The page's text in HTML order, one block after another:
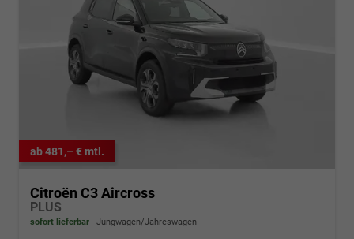
ab 481,– € mtl.
Citroën C3 Aircross
PLUS
sofort lieferbar Jungwagen/Jahreswagen